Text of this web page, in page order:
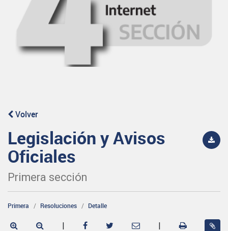
Volver
Legislación y Avisos
Oficiales
Primera sección
Primera Resoluciones Detalle
| |